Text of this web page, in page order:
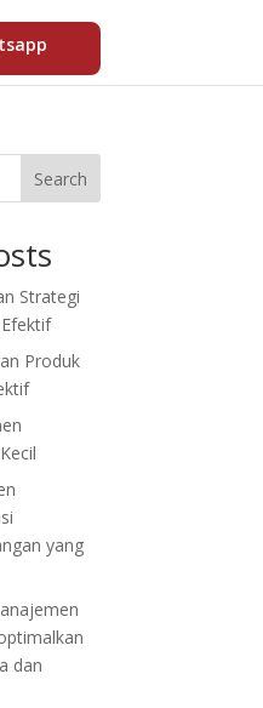
Search
Strategi
Produk
yang
dan